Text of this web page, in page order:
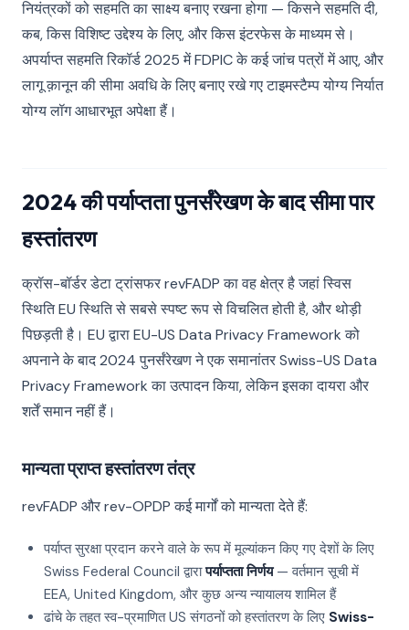
नियंत्रकों को सहमति का साक्ष्य बनाए रखना होगा — किसने सहमति दी,
कब, किस विशिष्ट उद्देश्य के लिए, और किस इंटरफेस के माध्यम से।
अपर्याप्त सहमति रिकॉर्ड 2025 में FDPIC के कई जांच पत्रों में आए, और
लागू क़ानून की सीमा अवधि के लिए बनाए रखे गए टाइमस्टैम्प योग्य निर्यात
योग्य लॉग आधारभूत अपेक्षा हैं।
2024 की पर्याप्तता पुनर्संरेखण के बाद सीमा पार
हस्तांतरण
क्रॉस-बॉर्डर डेटा ट्रांसफर revFADP का वह क्षेत्र है जहां स्विस
स्थिति EU स्थिति से सबसे स्पष्ट रूप से विचलित होती है, और थोड़ी
पिछड़ती है। EU द्वारा EU-US Data Privacy Framework को
अपनाने के बाद 2024 पुनर्संरेखण ने एक समानांतर Swiss-US Data
Privacy Framework का उत्पादन किया, लेकिन इसका दायरा और
शर्तें समान नहीं हैं।
मान्यता प्राप्त हस्तांतरण तंत्र
revFADP और rev-OPDP कई मार्गों को मान्यता देते हैं:
पर्याप्त सुरक्षा प्रदान करने वाले के रूप में मूल्यांकन किए गए देशों के लिए
Swiss Federal Council द्वारापर्याप्तता निर्णय— वर्तमान सूची में
EEA, United Kingdom, और कुछ अन्य न्यायालय शामिल हैं
ढांचे के तहत स्व-प्रमाणित US संगठनों को हस्तांतरण के लिए Swiss-